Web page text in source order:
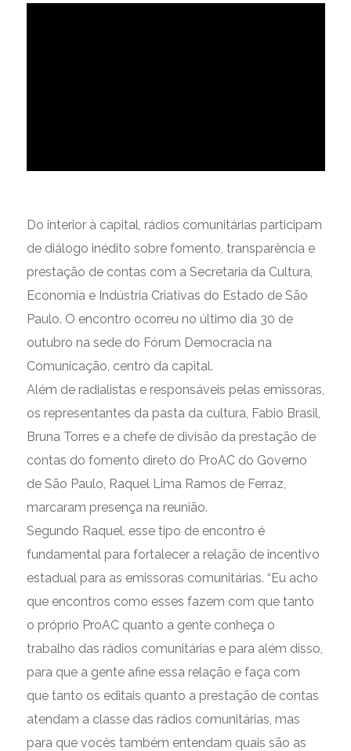
Do interior à capital, rádios comunitárias participam
de diálogo inédito sobre fomento, transparência e
prestação de contas com a Secretaria da Cultura,
Economia e Indústria Criativas do Estado de São
Paulo. O encontro ocorreu no último dia 30 de
outubro na sede do Fórum Democracia na
Comunicação, centro da capital.
Além de radialistas e responsáveis pelas emissoras,
os representantes da pasta da cultura, Fabio Brasil,
Bruna Torres e a chefe de divisão da prestação de
contas do fomento direto do ProAC do Governo
de São Paulo, Raquel Lima Ramos de Ferraz,
marcaram presença na reunião.
Segundo Raquel, esse tipo de encontro é
fundamental para fortalecer a relação de incentivo
estadual para as emissoras comunitárias. “Eu acho
que encontros como esses fazem com que tanto
o próprio ProAC quanto a gente conheça o
trabalho das rádios comunitárias e para além disso,
para que a gente afine essa relação e faça com
que tanto os editais quanto a prestação de contas
atendam a classe das rádios comunitárias, mas
para que vocês também entendam quais são as